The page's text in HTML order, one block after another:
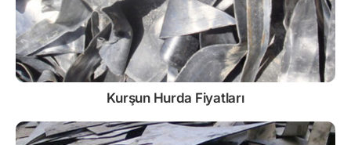
Kurşun Hurda Fiyatları